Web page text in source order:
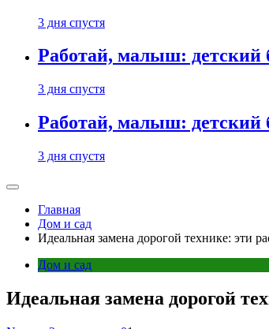
3 дня спустя
Работай, малыш: детский
3 дня спустя
Работай, малыш: детский
3 дня спустя
Главная
Дом и сад
Идеальная замена дорогой технике: эти
Дом и сад
Идеальная замена дорогой